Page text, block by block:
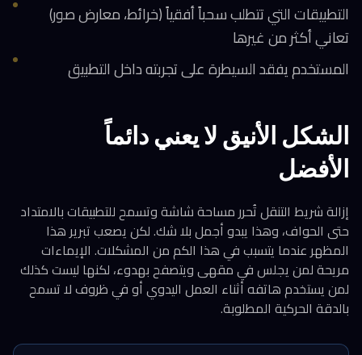
التطبيقات التي تتطلب سحباً أفقياً (خرائط، معارض صور)
تعاني أكثر من غيرها
المستخدم يفقد السيطرة على تجربته داخل التطبيق
الشكل الأنيق لا يعني دائماً
الأفضل
إزالة شريط التنقل تُحرر مساحة شاشة وتسمح للتطبيقات بالامتداد
حتى الحواف، وهذا يبدو أجمل بلا شك. لكن يصعب تبرير هذا
المظهر عندما يتسبب في هذا الكم من المشكلات. الإيماءات
مريحة لمن يجلس في مقهى ويتصفح بهدوء، لكنها ليست كذلك
لمن يستخدم هاتفه أثناء العمل اليدوي أو في ظروف لا تسمح
بالدقة الحركية المطلوبة.